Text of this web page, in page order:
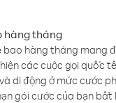
hàng tháng
bao hàng tháng mang
các cuộc gọi quốc
di động ở mức cước
gói cước của bạn bất